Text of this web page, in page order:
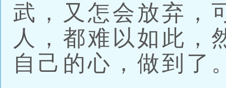
武，又怎会放弃，
人，都难以如此，
自己的心，做到了